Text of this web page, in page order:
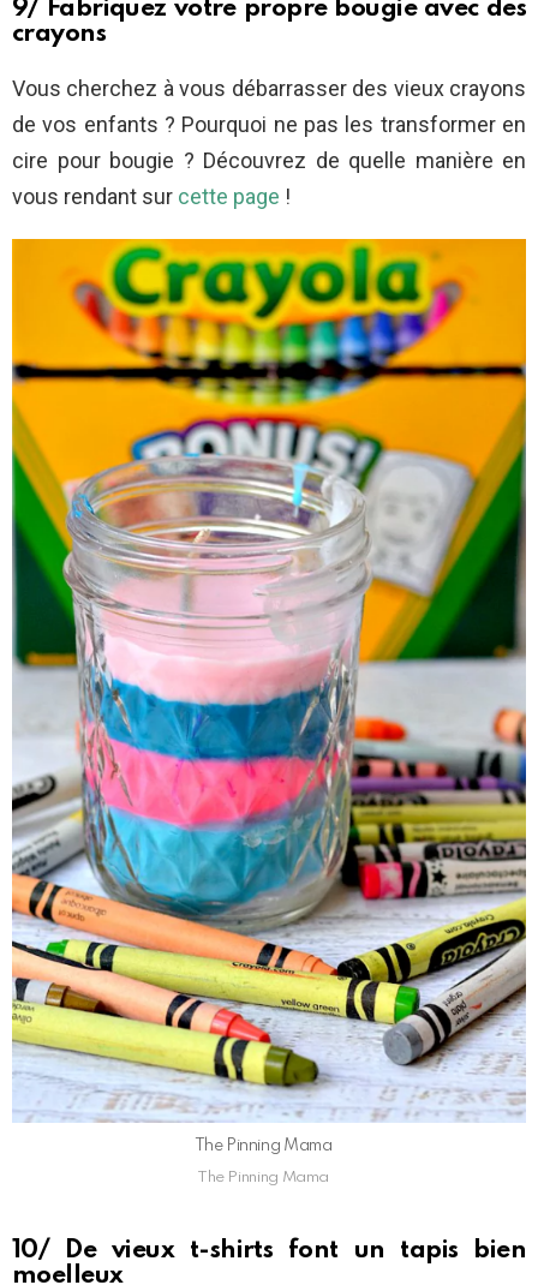
9/ Fabriquez votre propre bougie avec des
crayons
Vous cherchez à vous débarrasser des vieux crayons
de vos enfants ? Pourquoi ne pas les transformer en
cire pour bougie ? Découvrez de quelle manière en
vous rendant sur cette page !
The Pinning Mama
The Pinning Mama
10/ De vieux t-shirts font un tapis bien
moelleux